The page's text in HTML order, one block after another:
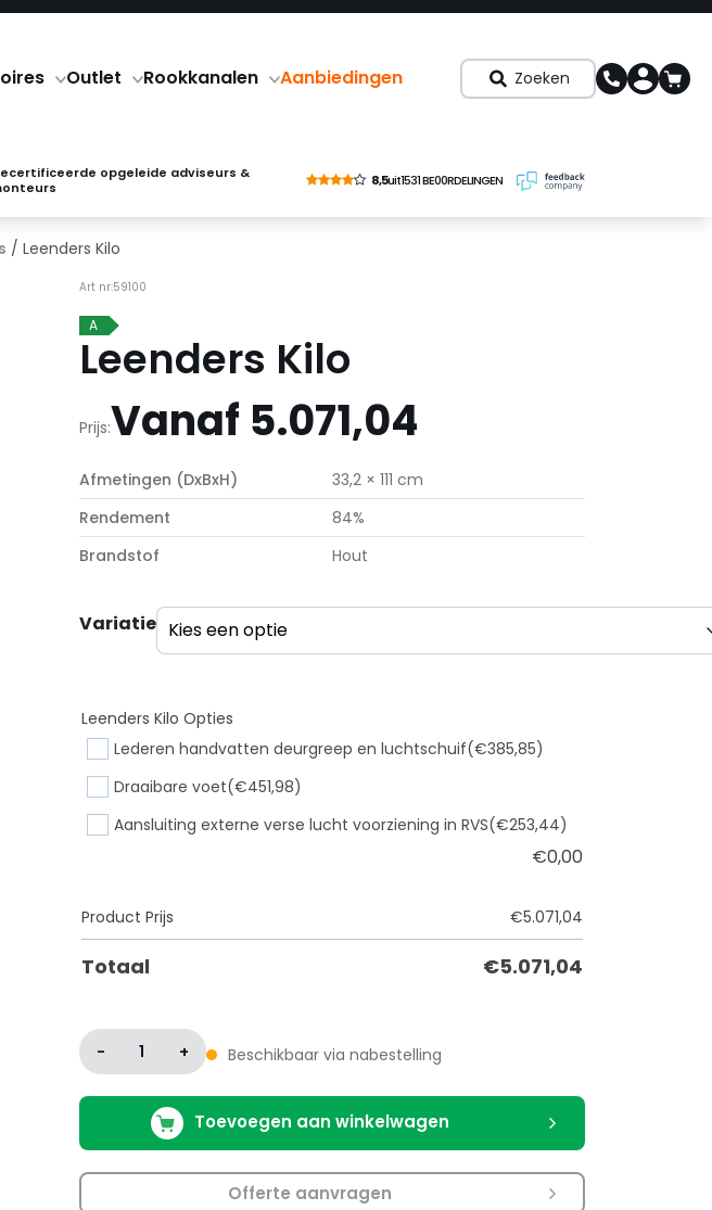
Outlet Rookkanalen Aanbiedingen Zoeken
opgeleide adviseurs &
8,5uit1531 BE00RDELINGEN
/ Leenders Kilo
Art nr:59100
A
Leenders Kilo
Prijs:Vanaf 5.071,04
Afmetingen (DxBxH)
33,2 × 111 cm
Rendement
84%
Brandstof
Hout
Variatie
Leenders Kilo Opties
Lederen handvatten deurgreep en luchtschuif(€385,85)
Draaibare voet(€451,98)
Aansluiting externe verse lucht voorziening in RVS(€253,44)
€0,00
Product Prijs €5.071,04
Totaal €5.071,04
- 1 + Beschikbaar via nabestelling
Toevoegen aan winkelwagen
Offerte aanvragen